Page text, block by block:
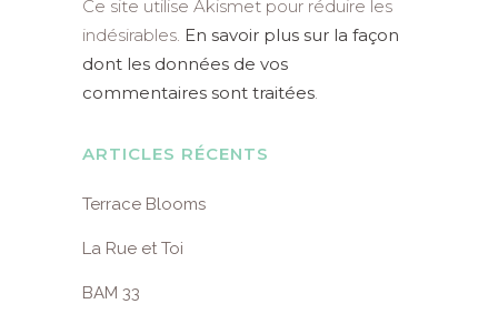
Ce site utilise Akismet pour réduire les
indésirables. En savoir plus sur la façon
dont les données de vos
commentaires sont traitées.
ARTICLES RÉCENTS
Terrace Blooms
La Rue et Toi
BAM 33